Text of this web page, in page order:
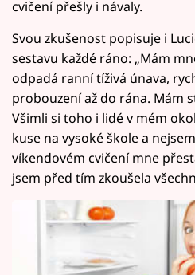
cvičení přešly i návaly.
Svou zkušenost popisuje i
sestavu každé ráno: „Mám
odpadá ranní tíživá únava,
probouzení až do rána. Mám
Všimli si toho i lidé v mém
kuse na vysoké škole a
víkendovém cvičení mne
jsem před tím zkoušela